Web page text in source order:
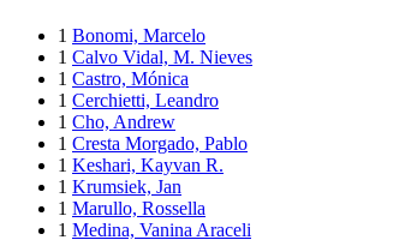
1 Bonomi, Marcelo
1 Calvo Vidal, M. Nieves
1 Castro, Mónica
1 Cerchietti, Leandro
1 Cho, Andrew
1 Cresta Morgado, Pablo
1 Keshari, Kayvan R.
1 Krumsiek, Jan
1 Marullo, Rossella
1 Medina, Vanina Araceli